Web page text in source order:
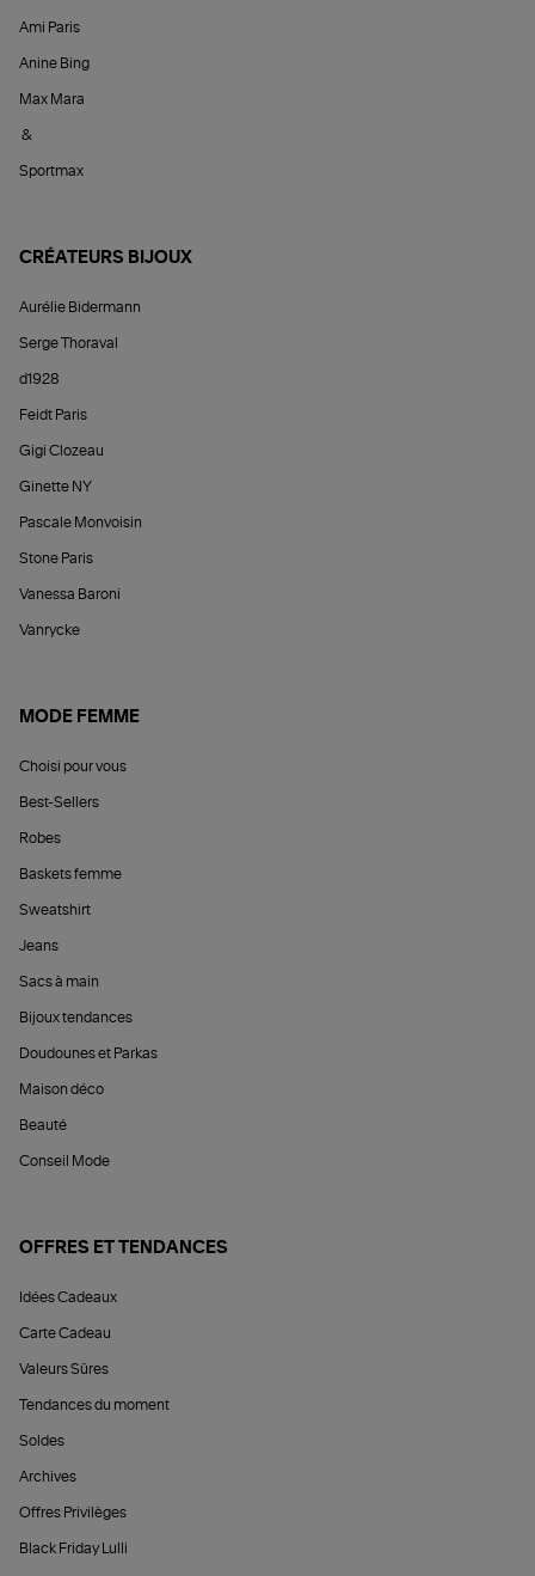
Ami Paris
Anine Bing
Max Mara
&
Sportmax
CRÉATEURS BIJOUX
Aurélie Bidermann
Serge Thoraval
d1928
Feidt Paris
Gigi Clozeau
Ginette NY
Pascale Monvoisin
Stone Paris
Vanessa Baroni
Vanrycke
MODE FEMME
Choisi pour vous
Best-Sellers
Robes
Baskets femme
Sweatshirt
Jeans
Sacs à main
Bijoux tendances
Doudounes et Parkas
Maison déco
Beauté
Conseil Mode
OFFRES ET TENDANCES
Idées Cadeaux
Carte Cadeau
Valeurs Sûres
Tendances du moment
Soldes
Archives
Offres Privilèges
Black Friday Lulli